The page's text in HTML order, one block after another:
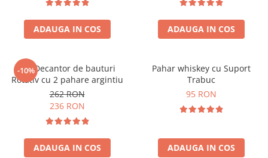
ADAUGA IN COS ADAUGA IN COS
-10%
Set Decantor de bauturi
Rotativ cu 2 pahare argintiu
262 RON
236 RON
ADAUGA IN COS
Pahar whiskey cu Suport
Trabuc
95 RON
ADAUGA IN COS